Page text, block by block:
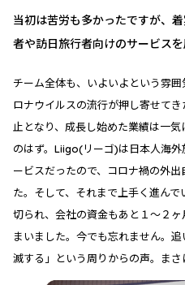
当初は苦労も多かったですが、
者や訪日旅行者向けのサービスを
チーム全体も、いよいよという雰
ロナウイルスの流行が押し寄せて
止となり、成長し始めた業績は一
のはず。Liigo(リーゴ)は日本人海
ービスだったので、コロナ禍の外
た。そして、それまで上手く進ん
切られ、会社の資金もあと１〜２
まいました。今でも忘れません。
滅する」という周りからの声。まさ